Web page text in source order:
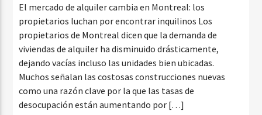
El mercado de alquiler cambia en Montreal: los
propietarios luchan por encontrar inquilinos Los
propietarios de Montreal dicen que la demanda de
viviendas de alquiler ha disminuido drásticamente,
dejando vacías incluso las unidades bien ubicadas.
Muchos señalan las costosas construcciones nuevas
como una razón clave por la que las tasas de
desocupación están aumentando por […]